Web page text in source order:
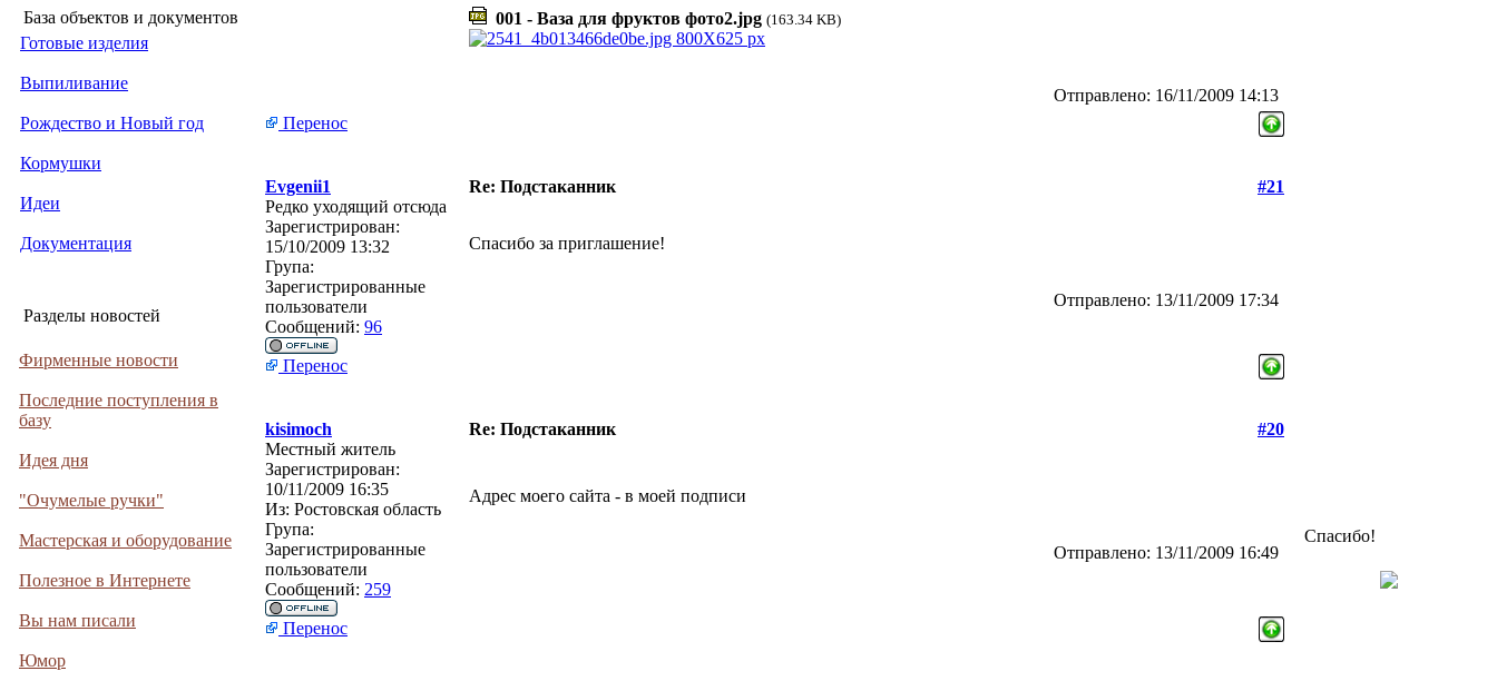
База объектов и документов
Готовые изделия
Выпиливание
Рождество и Новый год
Кормушки
Идеи
Документация
Разделы новостей
Фирменные новости
Последние поступления в
базу
Идея дня
"Очумелые ручки"
Мастерская и оборудование
Полезное в Интернете
Вы нам писали
Юмор
001 - Ваза для фруктов фото2.jpg (163.34 KB)
Отправлено: 16/11/2009 14:13
Перенос
Evgenii1 Re: Подстаканник
#21
Редко уходящий отсюда
Зарегистрирован:
15/10/2009 13:32
Група:
Зарегистрированные
пользователи
Сообщений: 96
Спасибо за приглашение!
Отправлено: 13/11/2009 17:34
Перенос
kisimoch Re: Подстаканник
#20
Местный житель
Зарегистрирован:
10/11/2009 16:35
Из: Ростовская область
Група:
Зарегистрированные
пользователи
Сообщений: 259
Адрес моего сайта - в моей подписи
Отправлено: 13/11/2009 16:49
Перенос
Спасибо!